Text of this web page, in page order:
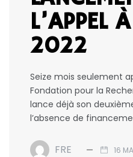
L’APPEL
2022
Seize mois seulement
Fondation pour la
lance déjà son
l’absence de
FRE 16